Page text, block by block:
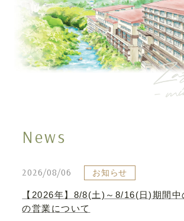
News
2026/08/06 お知らせ
【2026年】8/8(土)～8/16(日)期間
の営業について